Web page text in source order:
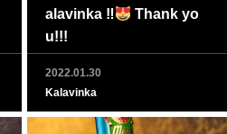
alavinka ‼
Thank yo
u!!!
2022.01.30
Kalavinka